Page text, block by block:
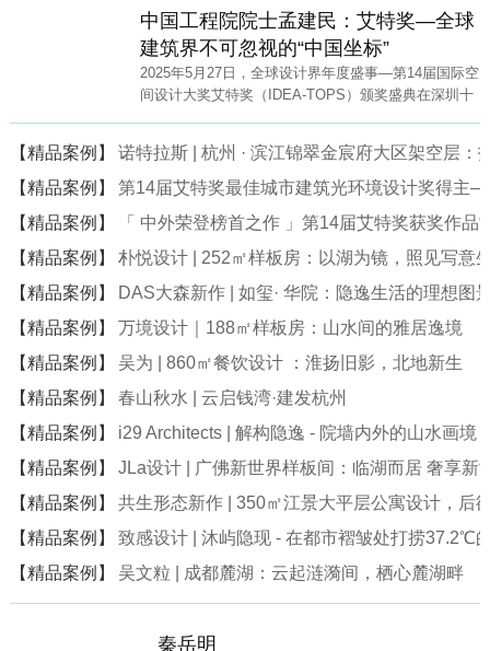
中国工程院院士孟建民：艾特奖—全球
建筑界不可忽视的“中国坐标”
2025年5月27日，全球设计界年度盛事—第14届国际空
间设计大奖艾特奖（IDEA-TOPS）颁奖盛典在深圳十
【精品案例】
诺特拉斯 | 杭州 · 滨江锦翠金宸府大区架空层：
【精品案例】
第14届艾特奖最佳城市建筑光环境设计奖得主
【精品案例】
「 中外荣登榜首之作 」第14届艾特奖获奖作品
【精品案例】
朴悦设计 | 252㎡样板房：以湖为镜，照见写意
【精品案例】
DAS大森新作 | 如玺· 华院：隐逸生活的理想图
【精品案例】
万境设计｜188㎡样板房：山水间的雅居逸境
【精品案例】
吴为 | 860㎡餐饮设计 ：淮扬旧影，北地新生
【精品案例】
春山秋水 | 云启钱湾·建发杭州
【精品案例】
i29 Architects | 解构隐逸 - 院墙内外的山水画境
【精品案例】
JLa设计 | 广佛新世界样板间：临湖而居 奢享新
【精品案例】
共生形态新作 | 350㎡江景大平层公寓设计，后
【精品案例】
致感设计 | 沐屿隐现 - 在都市褶皱处打捞37.2℃
【精品案例】
吴文粒 | 成都麓湖：云起涟漪间，栖心麓湖畔
秦岳明